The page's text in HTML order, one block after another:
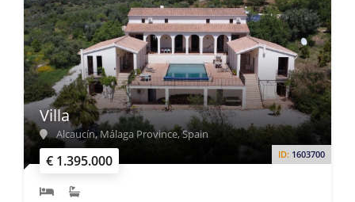
€ 1.395.000 ID: 1603700
Villa
Alcaucín, Málaga Province, Spain